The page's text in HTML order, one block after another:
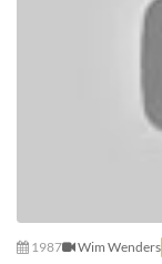
1987 Wim Wenders